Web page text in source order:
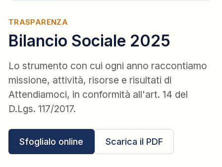
TRASPARENZA
Bilancio Sociale 2025
Lo strumento con cui ogni anno raccontiamo
missione, attività, risorse e risultati di
Attendiamoci, in conformità all'art. 14 del
D.Lgs. 117/2017.
Sfoglialo online Scarica il PDF